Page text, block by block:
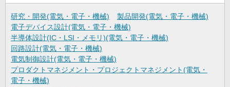
研究・開発(電気・電子・機械)
製品開発(電気・電子・機械)
電子デバイス設計(電気・電子・機械)
半導体設計(IC・LSI・メモリ)(電気・電子・機械)
回路設計(電気・電子・機械)
電気制御設計(電気・電子・機械)
プロダクトマネジメント・プロジェクトマネジメント(電気・
電子・機械)